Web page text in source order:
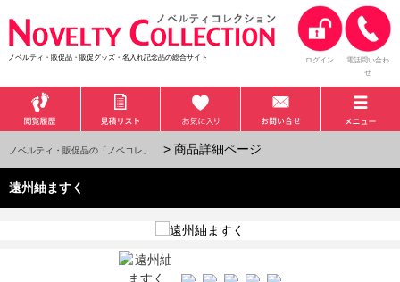
ノベルティ・販促品・販促グッズ・名入れ記念品の総合サイト ログイン
電話問い合わ
せ
ノベルティ・販促品の「ノベコレ」 > 商品詳細ページ
遠州紬ますく